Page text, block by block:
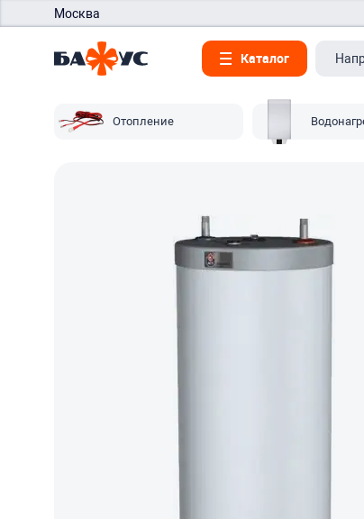
Москва
Каталог
Отопление